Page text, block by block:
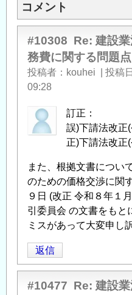
コメント
#10308 Re: 建設
務費に関する問題
投稿者 kouhei 投稿
09:28
訂正：
誤)下請法改正
正)下請法改正
また、根拠文書につい
のための価格交渉に関
９日 (改正 令和８年１
引委員会 の文書をもと
ミスがあって大変申し
返信
#10477 Re: 建設